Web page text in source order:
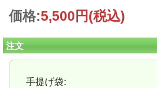
価格:5,500円(税込)
注文
手提げ袋: